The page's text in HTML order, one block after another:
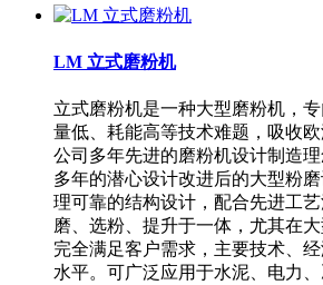
LM 立式磨粉机
立式磨粉机是一种大型磨粉机，
量低、耗能高等技术难题，吸收
公司多年先进的磨粉机设计制造
多年的潜心设计改进后的大型粉
理可靠的结构设计，配合先进工
磨、选粉、提升于一体，尤其在
完全满足客户需求，主要技术、
水平。可广泛应用于水泥、电力